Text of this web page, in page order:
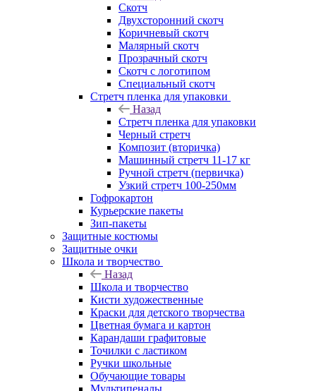
Скотч
Двухсторонний скотч
Коричневый скотч
Малярный скотч
Прозрачный скотч
Скотч с логотипом
Специальный скотч
Стретч пленка для упаковки
Назад
Стретч пленка для упаковки
Черный стретч
Композит (вторичка)
Машинный стретч 11-17 кг
Ручной стретч (первичка)
Узкий стретч 100-250мм
Гофрокартон
Курьерские пакеты
Зип-пакеты
Защитные костюмы
Защитные очки
Школа и творчество
Назад
Школа и творчество
Кисти художественные
Краски для детского творчества
Цветная бумага и картон
Карандаши графитовые
Точилки с ластиком
Ручки школьные
Обучающие товары
Мультипеналы